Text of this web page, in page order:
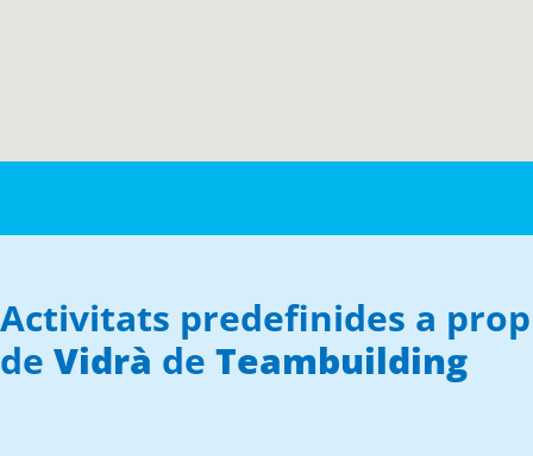
Activitats predefinides a prop
de Vidrà de Teambuilding